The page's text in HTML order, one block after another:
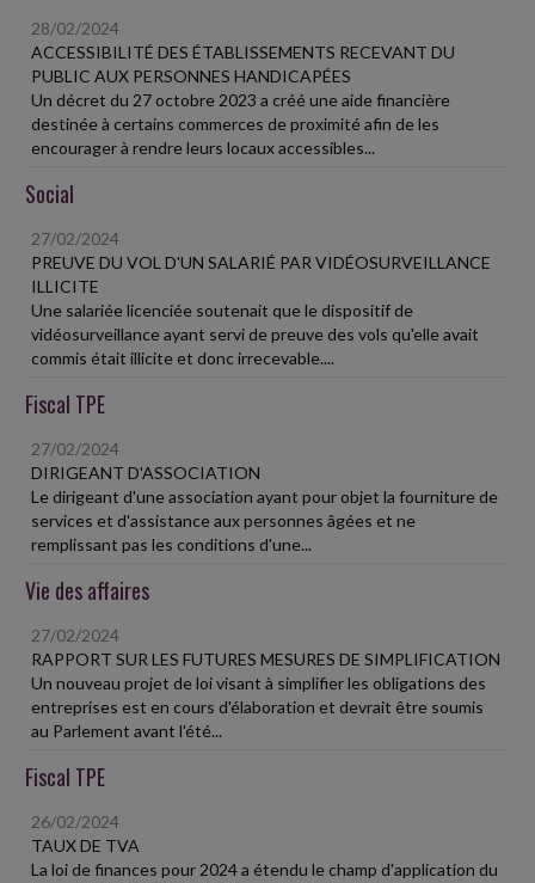
28/02/2024
ACCESSIBILITÉ DES ÉTABLISSEMENTS RECEVANT DU
PUBLIC AUX PERSONNES HANDICAPÉES
Un décret du 27 octobre 2023 a créé une aide financière
destinée à certains commerces de proximité afin de les
encourager à rendre leurs locaux accessibles...
Social
27/02/2024
PREUVE DU VOL D'UN SALARIÉ PAR VIDÉOSURVEILLANCE
ILLICITE
Une salariée licenciée soutenait que le dispositif de
vidéosurveillance ayant servi de preuve des vols qu'elle avait
commis était illicite et donc irrecevable....
Fiscal TPE
27/02/2024
DIRIGEANT D'ASSOCIATION
Le dirigeant d'une association ayant pour objet la fourniture de
services et d'assistance aux personnes âgées et ne
remplissant pas les conditions d'une...
Vie des affaires
27/02/2024
RAPPORT SUR LES FUTURES MESURES DE SIMPLIFICATION
Un nouveau projet de loi visant à simplifier les obligations des
entreprises est en cours d'élaboration et devrait être soumis
au Parlement avant l'été...
Fiscal TPE
26/02/2024
TAUX DE TVA
La loi de finances pour 2024 a étendu le champ d'application du